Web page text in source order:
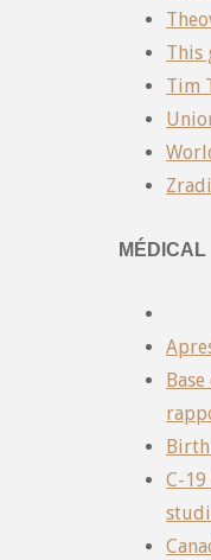
This
Tim
MÉDICAL
C-19